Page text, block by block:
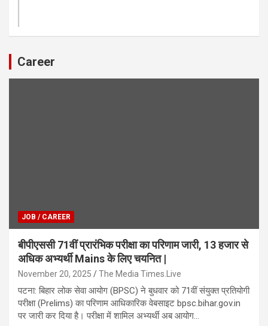
Career
JOB / CAREER
बीपीएससी 71वीं प्रारंभिक परीक्षा का परिणाम जारी, 13 हजार से
अधिक अभ्यर्थी Mains के लिए चयनित |
November 20, 2025 The Media Times.Live
पटना: बिहार लोक सेवा आयोग (BPSC) ने बुधवार को 71वीं संयुक्त प्रतियोगी
परीक्षा (Prelims) का परिणाम आधिकारिक वेबसाइट bpsc.bihar.gov.in
पर जारी कर दिया है। परीक्षा में शामिल अभ्यर्थी अब आयोग…